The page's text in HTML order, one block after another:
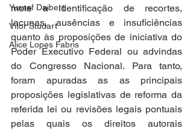
Yussef Daibert
Vitor Studart
Alice Lopes Fabris
mote a identificação de recortes,
lacunas, ausências e insuficiências
quanto às proposições de iniciativa do
Poder Executivo Federal ou advindas
do Congresso Nacional. Para tanto,
foram apuradas as as principais
proposições legislativas de reforma da
referida lei ou revisões legais pontuais
pelas quais os direitos autorais